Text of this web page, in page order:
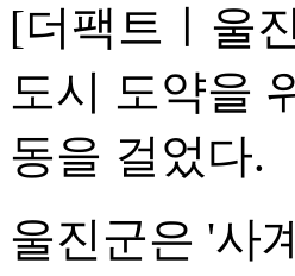
[더팩트ㅣ울
도시 도약을
동을 걸었다.
울진군은 '사